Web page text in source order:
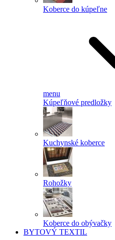
Koberce do kúpeľne
menu
Kúpeľňové predložky
Kuchynské koberce
Rohožky
Koberce do obývačky
BYTOVÝ TEXTIL